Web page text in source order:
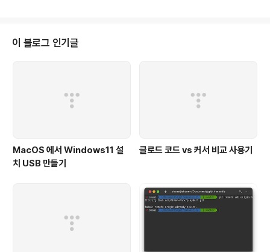
플러그인을 만들어 보는게 목표 입니다. Live templates Preferences > E
ditor > Live Templates에 해당..
이 블로그 인기글
MacOS 에서 Windows11 설
치 USB 만들기
클로드 코드 vs 커서 비교 사용기